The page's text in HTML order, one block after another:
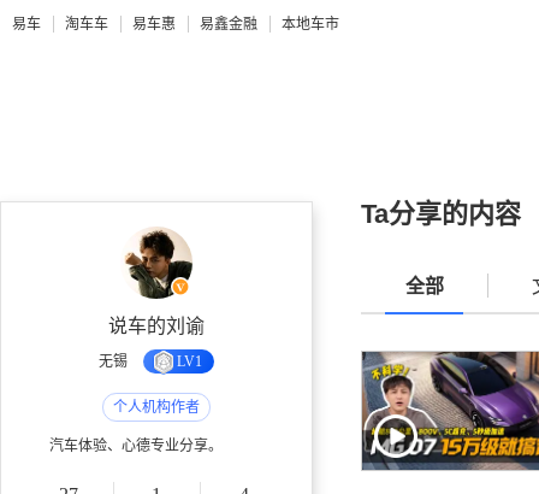
易车 淘车车 易车惠 易鑫金融 本地车市
说车的刘谕
无锡 LV1
个人机构作者
汽车体验、心德专业分享。
Ta分享的内容
全部